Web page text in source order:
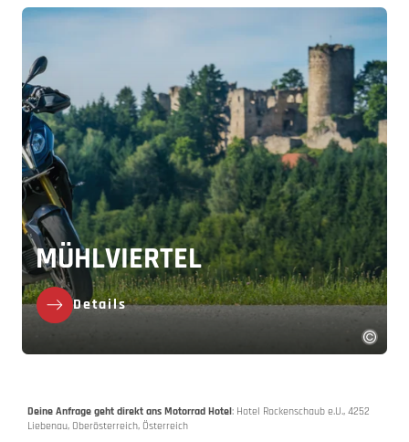
MÜHLVIERTEL
Details
Deine Anfrage geht direkt ans Motorrad Hotel: Hotel Rockenschaub e.U., 4252
Liebenau, Oberösterreich, Österreich